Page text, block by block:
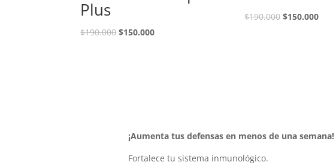
Plus
$190.000 $150.000
$190.000 $150.000
¡Aumenta tus defensas en menos de una semana!
Fortalece tu sistema inmunológico.